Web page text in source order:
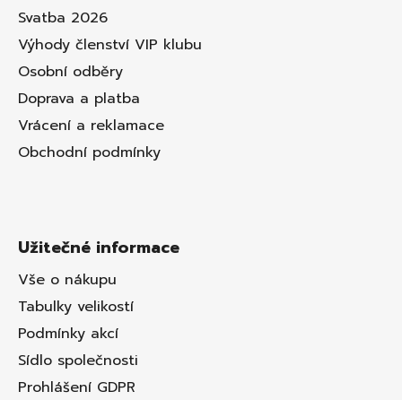
Svatba 2026
Výhody členství VIP klubu
Osobní odběry
Doprava a platba
Vrácení a reklamace
Obchodní podmínky
Užitečné informace
Vše o nákupu
Tabulky velikostí
Podmínky akcí
Sídlo společnosti
Prohlášení GDPR